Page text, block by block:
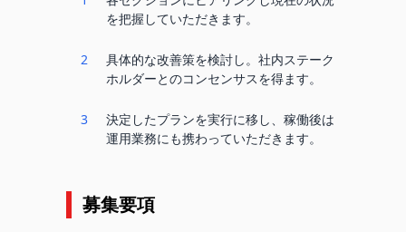
を把握していただきます。
2
具体的な改善策を検討し。社内ステーク
ホルダーとのコンセンサスを得ます。
3
決定したプランを実行に移し、稼働後は
運用業務にも携わっていただきます。
募集要項